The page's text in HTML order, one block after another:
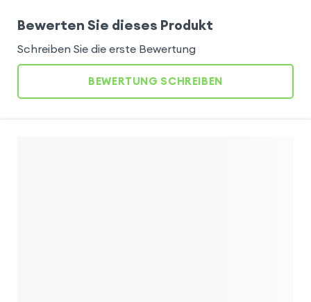
Bewerten Sie dieses Produkt
Schreiben Sie die erste Bewertung
BEWERTUNG SCHREIBEN